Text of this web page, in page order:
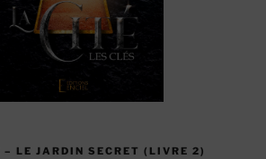
– LE JARDIN SECRET (LIVRE 2)